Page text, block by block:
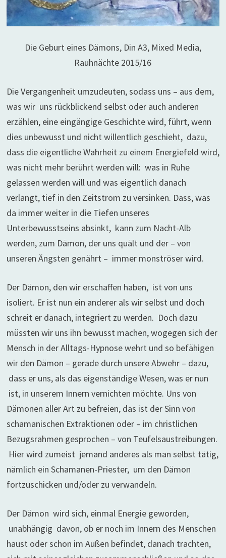
Die Geburt eines Dämons, Din A3, Mixed Media,
Rauhnächte 2015/16
Die Vergangenheit umzudeuten, sodass uns – aus dem,
was wir uns rückblickend selbst oder auch anderen
erzählen, eine eingängige Geschichte wird, führt, wenn
dies unbewusst und nicht willentlich geschieht, dazu,
dass die eigentliche Wahrheit zu einem Energiefeld wird,
was nicht mehr berührt werden will: was in Ruhe
gelassen werden will und was eigentlich danach
verlangt, tief in den Zeitstrom zu versinken. Dass, was
da immer weiter in die Tiefen unseres
Unterbewusstseins absinkt, kann zum Nacht-Alb
werden, zum Dämon, der uns quält und der – von
unseren Ängsten genährt – immer monströser wird.
Der Dämon, den wir erschaffen haben, ist von uns
isoliert. Er ist nun ein anderer als wir selbst und doch
schreit er danach, integriert zu werden. Doch dazu
müssten wir uns ihn bewusst machen, wogegen sich der
Mensch in der Alltags-Hypnose wehrt und so befähigen
wir den Dämon – gerade durch unsere Abwehr – dazu,
dass er uns, als das eigenständige Wesen, was er nun
ist, in unserem Innern vernichten möchte. Uns von
Dämonen aller Art zu befreien, das ist der Sinn von
schamanischen Extraktionen oder – im christlichen
Bezugsrahmen gesprochen – von Teufelsaustreibungen.
Hier wird zumeist jemand anderes als man selbst tätig,
nämlich ein Schamanen-Priester, um den Dämon
fortzuschicken und/oder zu verwandeln.
Der Dämon wird sich, einmal Energie geworden,
unabhängig davon, ob er noch im Innern des Menschen
haust oder schon im Außen befindet, danach trachten,